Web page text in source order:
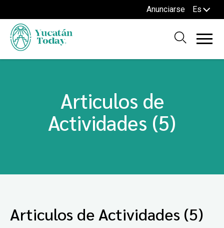
Anunciarse Es
Articulos de
Actividades (5)
Articulos de Actividades (5)